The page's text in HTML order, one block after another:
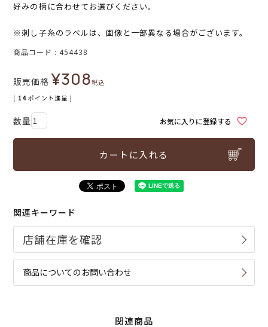
好みの柄に合わせてお選びください。
※刺し子糸のラベルは、画像と一部異なる場合がございます。
商品コード 454438
販売価格 ¥308税込
[ 14 ポイント進呈 ]
お気に入りに登録する
カートに入れる
関連キーワード
商品についてのお問い合わせ
関連商品